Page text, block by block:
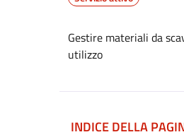
Gestire materiali da
utilizzo
INDICE DELLA